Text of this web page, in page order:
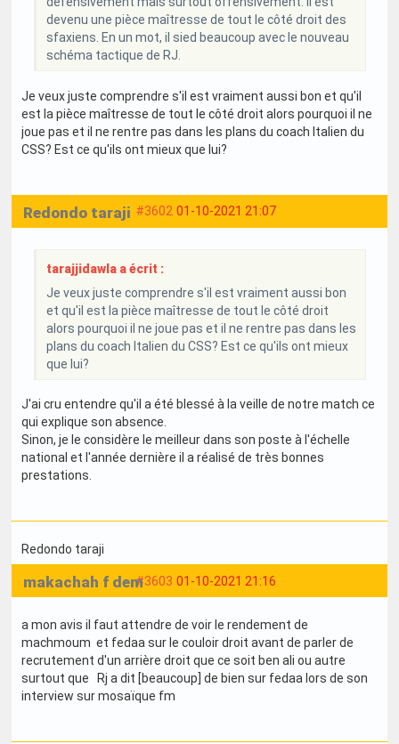
devenu une pièce maîtresse de tout le côté droit des
sfaxiens. En un mot, il sied beaucoup avec le nouveau
schéma tactique de RJ.
Je veux juste comprendre s'il est vraiment aussi bon et qu'il
est la pièce maîtresse de tout le côté droit alors pourquoi il ne
joue pas et il ne rentre pas dans les plans du coach Italien du
CSS? Est ce qu'ils ont mieux que lui?
#3602 01-10-2021 21:07
Redondo taraji
tarajjidawla a écrit :
Je veux juste comprendre s'il est vraiment aussi bon
et qu'il est la pièce maîtresse de tout le côté droit
alors pourquoi il ne joue pas et il ne rentre pas dans les
plans du coach Italien du CSS? Est ce qu'ils ont mieux
que lui?
J'ai cru entendre qu'il a été blessé à la veille de notre match ce
qui explique son absence.
Sinon, je le considère le meilleur dans son poste à l'échelle
national et l'année dernière il a réalisé de très bonnes
prestations.
Redondo taraji
#3603 01-10-2021 21:16
makachah f dem
a mon avis il faut attendre de voir le rendement de
machmoum et fedaa sur le couloir droit avant de parler de
recrutement d'un arrière droit que ce soit ben ali ou autre
surtout que Rj a dit [beaucoup] de bien sur fedaa lors de son
interview sur mosaïque fm